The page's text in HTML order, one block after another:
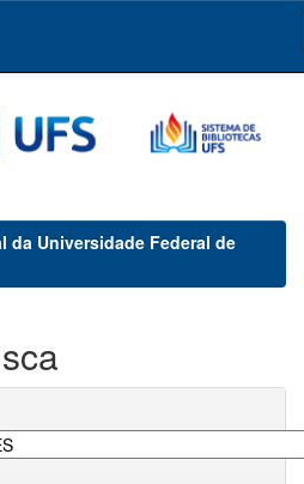
Universidade Federal de